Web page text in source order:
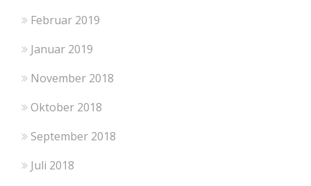
Februar 2019
Januar 2019
November 2018
Oktober 2018
September 2018
Juli 2018